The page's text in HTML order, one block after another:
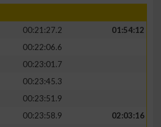
00:21:27.2
01:54:12
00:22:06.6
00:23:01.7
00:23:45.3
00:23:51.9
00:23:58.9
02:03:16